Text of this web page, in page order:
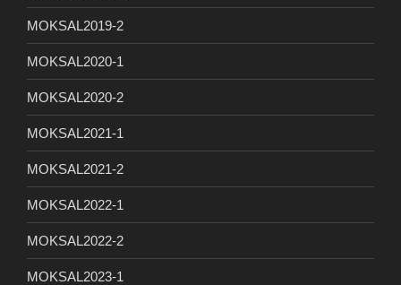
MOKSAL2019-2
MOKSAL2020-1
MOKSAL2020-2
MOKSAL2021-1
MOKSAL2021-2
MOKSAL2022-1
MOKSAL2022-2
MOKSAL2023-1